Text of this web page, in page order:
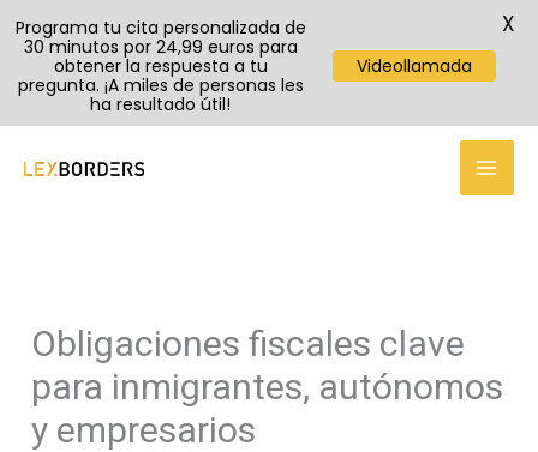
Obligaciones fiscales clave
para inmigrantes, autónomos
y empresarios
TikTok
Instagram
YouTube
Programa tu cita personalizada de
30 minutos por 24,99 euros para
obtener la respuesta a tu
pregunta. ¡A miles de personas les
ha resultado útil!
Videollamada
X